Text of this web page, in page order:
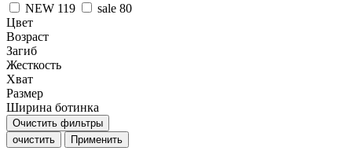
NEW 119 sale 80
Цвет
Возраст
Загиб
Жесткость
Хват
Размер
Ширина ботинка
Очистить фильтры
очистить
Применить